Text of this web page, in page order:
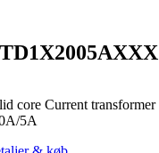
core Current transformer
5A